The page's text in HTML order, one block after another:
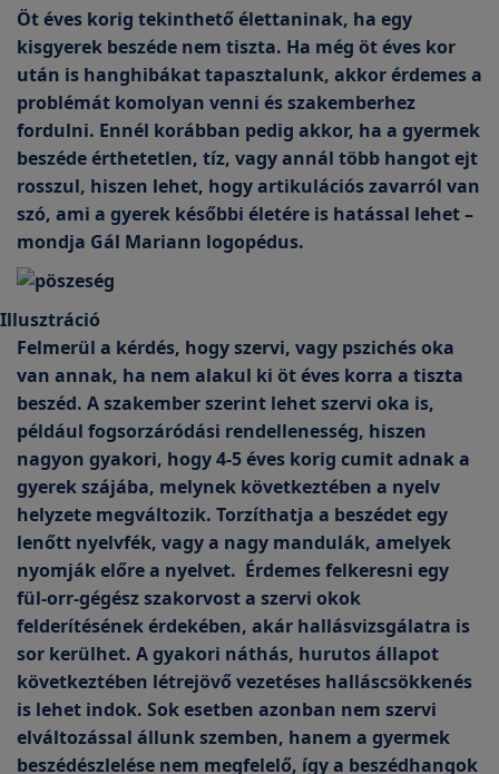
Öt éves korig tekinthető élettaninak, ha egy
kisgyerek beszéde nem tiszta. Ha még öt éves kor
után is hanghibákat tapasztalunk, akkor érdemes a
problémát komolyan venni és szakemberhez
fordulni. Ennél korábban pedig akkor, ha a gyermek
beszéde érthetetlen, tíz, vagy annál több hangot ejt
rosszul, hiszen lehet, hogy artikulációs zavarról van
szó, ami a gyerek későbbi életére is hatással lehet –
mondja Gál Mariann logopédus.
Illusztráció
Felmerül a kérdés, hogy szervi, vagy pszichés oka
van annak, ha nem alakul ki öt éves korra a tiszta
beszéd. A szakember szerint lehet szervi oka is,
például fogsorzáródási rendellenesség, hiszen
nagyon gyakori, hogy 4-5 éves korig cumit adnak a
gyerek szájába, melynek következtében a nyelv
helyzete megváltozik. Torzíthatja a beszédet egy
lenőtt nyelvfék, vagy a nagy mandulák, amelyek
nyomják előre a nyelvet. Érdemes felkeresni egy
fül-orr-gégész szakorvost a szervi okok
felderítésének érdekében, akár hallásvizsgálatra is
sor kerülhet. A gyakori náthás, hurutos állapot
következtében létrejövő vezetéses halláscsökkenés
is lehet indok. Sok esetben azonban nem szervi
elváltozással állunk szemben, hanem a gyermek
beszédészlelése nem megfelelő, így a beszédhangok